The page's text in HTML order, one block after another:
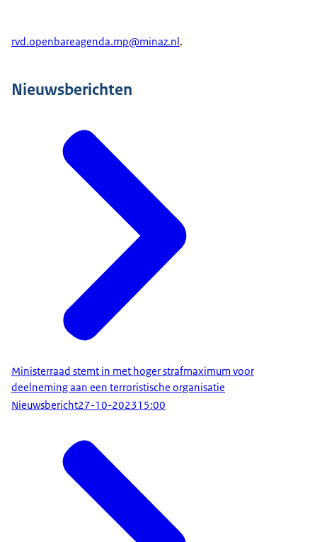
rvd.openbareagenda.mp@minaz.nl .
Nieuwsberichten
Ministerraad stemt in met hoger strafmaximum voor
deelneming aan een terroristische organisatie
Nieuwsbericht27-10-202315:00